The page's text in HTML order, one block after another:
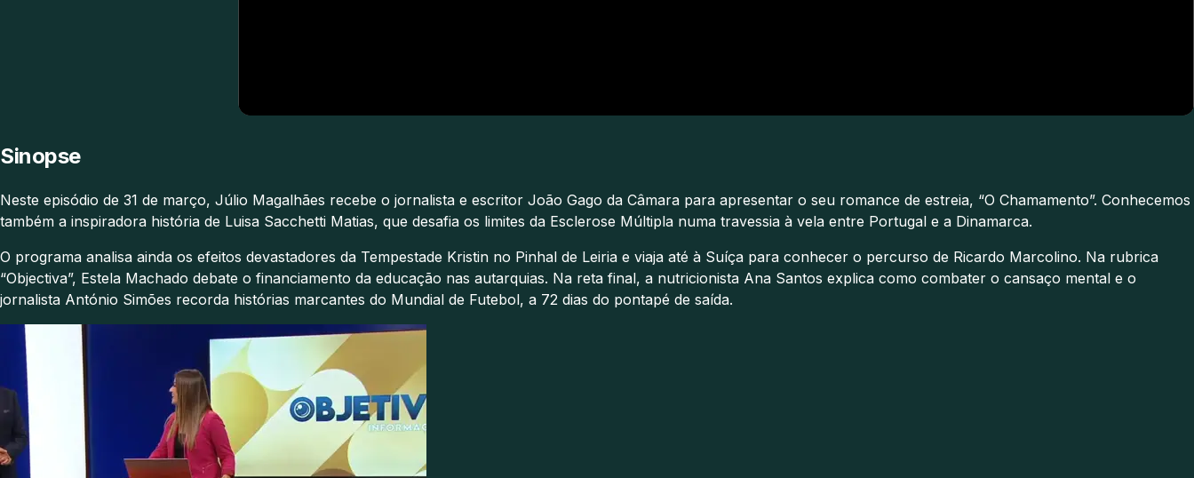
Sinopse
Neste episódio de 31 de março, Júlio Magalhães recebe o jornalista e escritor João Gago da Câmara para apresentar o seu romance de estreia, “O Chamamento”. Conhecemos
também a inspiradora história de Luisa Sacchetti Matias, que desafia os limites da Esclerose Múltipla numa travessia à vela entre Portugal e a Dinamarca.
O programa analisa ainda os efeitos devastadores da Tempestade Kristin no Pinhal de Leiria e viaja até à Suíça para conhecer o percurso de Ricardo Marcolino. Na rubrica
“Objectiva”, Estela Machado debate o financiamento da educação nas autarquias. Na reta final, a nutricionista Ana Santos explica como combater o cansaço mental e o
jornalista António Simões recorda histórias marcantes do Mundial de Futebol, a 72 dias do pontapé de saída.